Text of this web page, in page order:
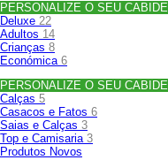
PERSONALIZE O SEU CABIDE
Deluxe 22
Adultos 14
Crianças 8
Económica 6
PERSONALIZE O SEU CABIDE
Calças 5
Casacos e Fatos 6
Saias e Calças 3
Top e Camisaria 3
Produtos Novos